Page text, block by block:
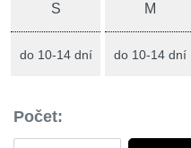
S
do 10-14 dní
M
do 10-14 dní
Počet: